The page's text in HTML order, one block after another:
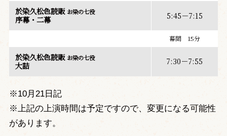
於染久松色読販 お染の七役
序幕・二幕 5:45－7:15
幕間 15分
於染久松色読販 お染の七役
大詰 7:30－7:55
※10月21日記
※上記の上演時間は予定ですので、変更になる可能性
があります。